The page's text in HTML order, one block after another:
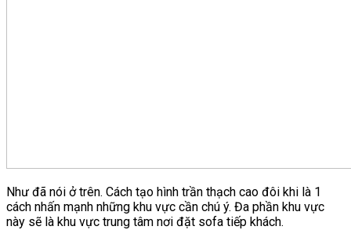
Như đã nói ở trên. Cách tạo hình trần thạch cao đôi khi là 1
cách nhấn mạnh những khu vực cần chú ý. Đa phần khu vực
này sẽ là khu vực trung tâm nơi đặt sofa tiếp khách.